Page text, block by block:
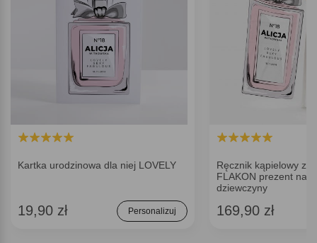
Kartka urodzinowa dla niej LOVELY
19,90 zł Personalizuj
Ręcznik kąpielowy z
FLAKON prezent na
dziewczyny
169,90 zł